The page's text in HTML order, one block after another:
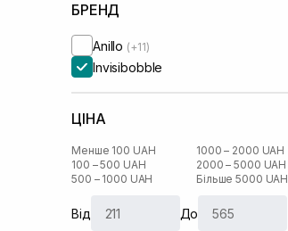
БРЕНД
Anillo (+11)
Invisibobble
ЦІНА
Менше 100 UAH
100 – 500 UAH
500 – 1000 UAH
1000 – 2000 UAH
2000 – 5000 UAH
Більше 5000 UAH
Від До